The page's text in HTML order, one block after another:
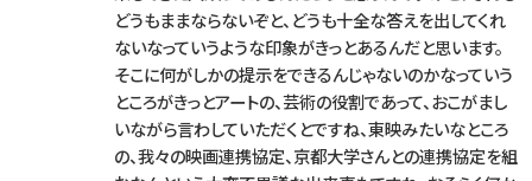
どうもままならないぞと、どうも十全な答えを出してくれ
ないなっていうような印象がきっとあるんだと思います。
そこに何がしかの提示をできるんじゃないのかなっていう
ところがきっとアートの、芸術の役割であって、おこがまし
いながら言わしていただくとですね、東映みたいなところ
の、我々の映画連携協定、京都大学さんとの連携協定を組